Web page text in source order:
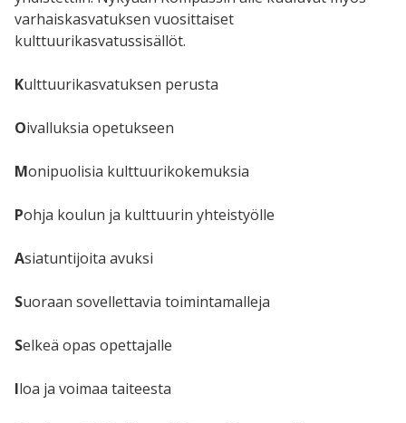
varhaiskasvatuksen vuosittaiset
kulttuurikasvatussisällöt.
Kulttuurikasvatuksen perusta
Oivalluksia opetukseen
Monipuolisia kulttuurikokemuksia
Pohja koulun ja kulttuurin yhteistyölle
Asiatuntijoita avuksi
Suoraan sovellettavia toimintamalleja
Selkeä opas opettajalle
Iloa ja voimaa taiteesta